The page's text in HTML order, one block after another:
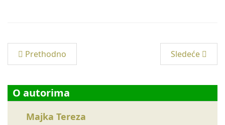
Prethodno Sledeće
O autorima
Majka Tereza